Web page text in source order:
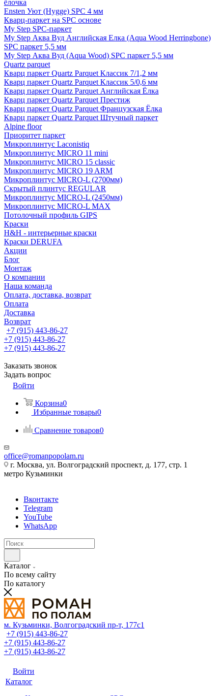
ёлочка
Ensten Уют (Hygge) SPC 4 мм
Кварц-паркет на SPC основе
My Step SPC-паркет
My Step Аква Вуд Английская Елка (Aqua Wood Herringbone)
SPC паркет 5,5 мм
My Step Аква Вуд (Aqua Wood) SPC паркет 5,5 мм
Quartz parquet
Кварц паркет Quartz Parquet Классик 7/1,2 мм
Кварц паркет Quartz Parquet Классик 5/0,6 мм
Кварц паркет Quartz Parquet Английская Ёлка
Кварц паркет Quartz Parquet Престиж
Кварц паркет Quartz Parquet Французская Ёлка
Кварц паркет Quartz Parquet Штучный паркет
Alpine floor
Приоритет паркет
Микроплинтус Laconistiq
Микроплинтус MICRO 11 mini
Микроплинтус MICRO 15 classic
Микроплинтус MICRO 19 ARM
Микроплинтус MICRO-L (2700мм)
Скрытый плинтус REGULAR
Микроплинтус MICRO-L (2450мм)
Микроплинтус MICRO-L MAX
Потолочный профиль GIPS
Краски
H&H - интерьерные краски
Краски DERUFA
Акции
Блог
Монтаж
О компании
Наша команда
Оплата, доставка, возврат
Оплата
Доставка
Возврат
+7 (915) 443-86-27
+7 (915) 443-86-27
+7 (915) 443-86-27
Заказать звонок
Задать вопрос
Войти
Корзина0
Избранные товары0
Сравнение товаров0
office@romanpopolam.ru
г. Москва, ул. Волгоградский проспект, д. 177, стр. 1
метро Кузьминки
Вконтакте
Telegram
YouTube
WhatsApp
Каталог
По всему сайту
По каталогу
м. Кузьминки, Волгоградский пр‑т, 177с1
+7 (915) 443-86-27
+7 (915) 443-86-27
+7 (915) 443-86-27
Войти
Каталог